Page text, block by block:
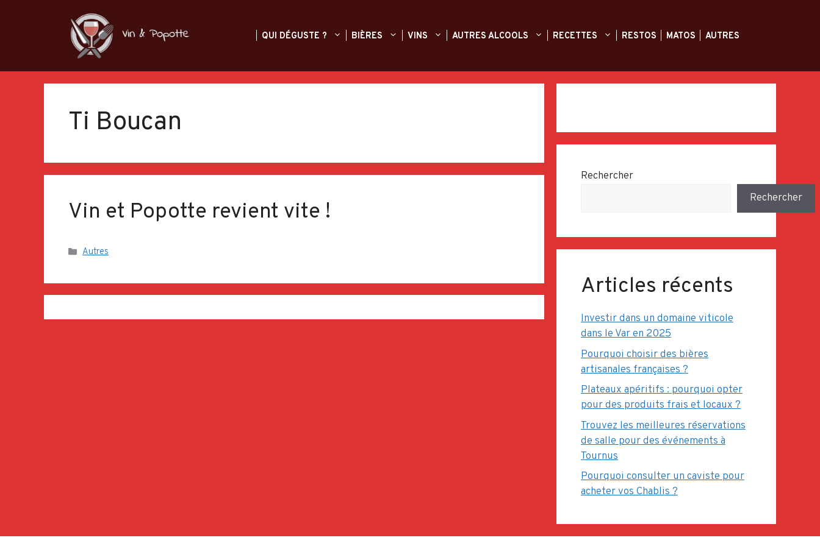
QUI DÉGUSTE ? BIÈRES VINS AUTRES ALCOOLS RECETTES RESTOS MATOS AUTRES
Ti Boucan
Vin et Popotte revient vite !
Catégories
Autres
Rechercher
Rechercher
Articles récents
Investir dans un domaine viticole
dans le Var en 2025
Pourquoi choisir des bières
artisanales françaises ?
Plateaux apéritifs : pourquoi opter
pour des produits frais et locaux ?
Trouvez les meilleures réservations
de salle pour des événements à
Tournus
Pourquoi consulter un caviste pour
acheter vos Chablis ?